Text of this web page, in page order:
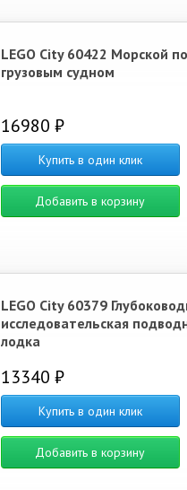
LEGO City 60422 Морской
грузовым судном
16980 ₽
Купить в один клик
Добавить в корзину
LEGO City 60379
исследовательская
лодка
13340 ₽
Купить в один клик
Добавить в корзину